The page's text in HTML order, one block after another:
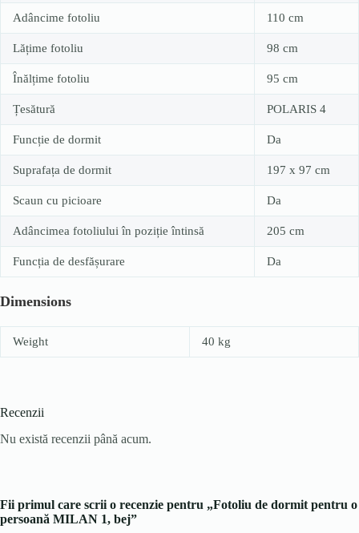
Adâncime fotoliu 110 cm
Lățime fotoliu 98 cm
Înălțime fotoliu 95 cm
Țesătură POLARIS 4
Funcție de dormit Da
Suprafața de dormit 197 x 97 cm
Scaun cu picioare Da
Adâncimea fotoliului în poziție întinsă 205 cm
Funcția de desfășurare Da
Dimensions
Weight 40 kg
Recenzii
Nu există recenzii până acum.
Fii primul care scrii o recenzie pentru „Fotoliu de dormit pentru o
persoană MILAN 1, bej”